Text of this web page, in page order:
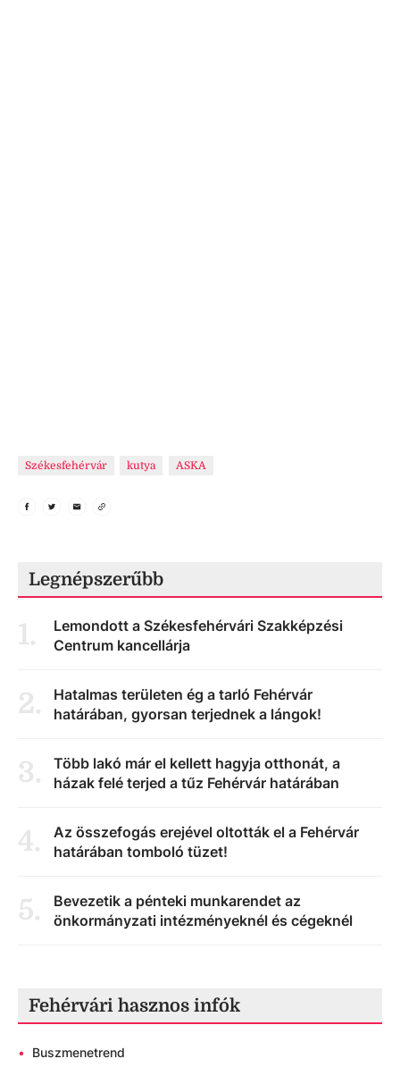
Székesfehérvár kutya ASKA
Legnépszerűbb
1.
Lemondott a Székesfehérvári Szakképzési
Centrum kancellárja
2.
Hatalmas területen ég a tarló Fehérvár
határában, gyorsan terjednek a lángok!
3.
Több lakó már el kellett hagyja otthonát, a
házak felé terjed a tűz Fehérvár határában
4.
Az összefogás erejével oltották el a Fehérvár
határában tomboló tüzet!
5.
Bevezetik a pénteki munkarendet az
önkormányzati intézményeknél és cégeknél
Fehérvári hasznos infók
• Buszmenetrend